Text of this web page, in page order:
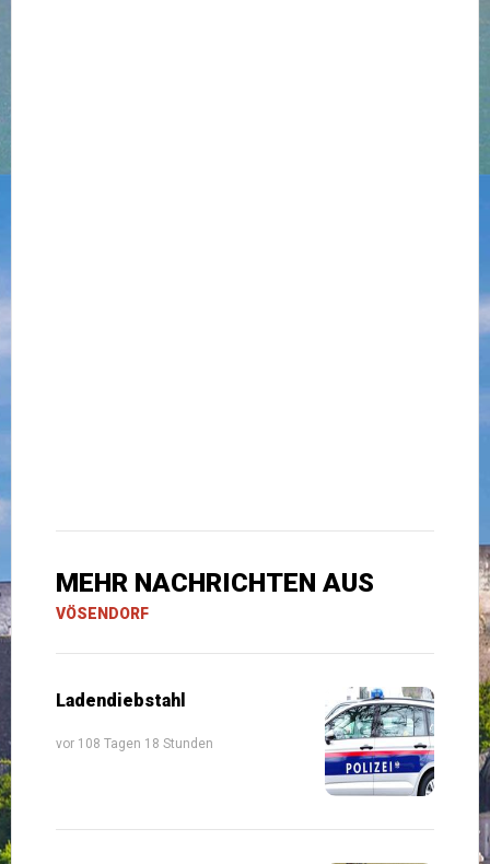
MEHR NACHRICHTEN AUS
VÖSENDORF
Ladendiebstahl
vor 108 Tagen 18 Stunden